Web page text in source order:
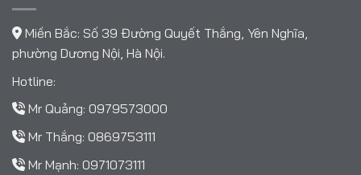
Miền Bắc: Số 39 Đường Quyết Thắng, Yên Nghĩa,
phường Dương Nội, Hà Nội.
Hotline:
Mr Quảng: 0979573000
Mr Thắng: 0869753111
Mr Mạnh: 0971073111